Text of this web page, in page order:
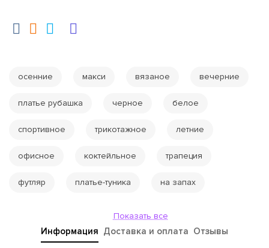
осенние макси вязаное вечерние
платье рубашка черное белое
спортивное трикотажное летние
офисное коктейльное трапеция
футляр платье-туника на запах
Показать все
Информация Доставка и оплата Отзывы